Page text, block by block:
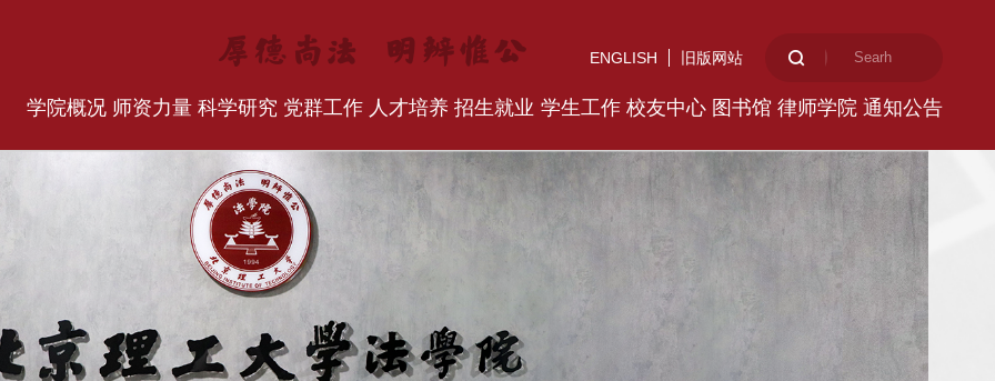
ENGLISH 旧版网站
学院概况 师资力量 科学研究 党群工作 人才培养 招生就业 学生工作 校友中心 图书馆 律师学院 通知公告